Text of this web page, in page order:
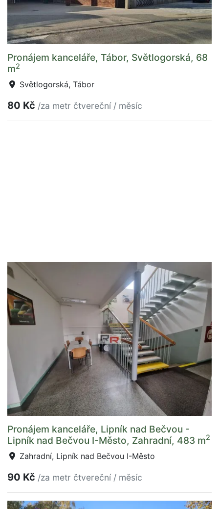
Pronájem kanceláře, Tábor, Světlogorská, 68
m2
Světlogorská, Tábor
80 Kč /za metr čtvereční / měsíc
Pronájem kanceláře, Lipník nad Bečvou -
Lipník nad Bečvou I-Město, Zahradní, 483 m2
Zahradní, Lipník nad Bečvou I-Město
90 Kč /za metr čtvereční / měsíc